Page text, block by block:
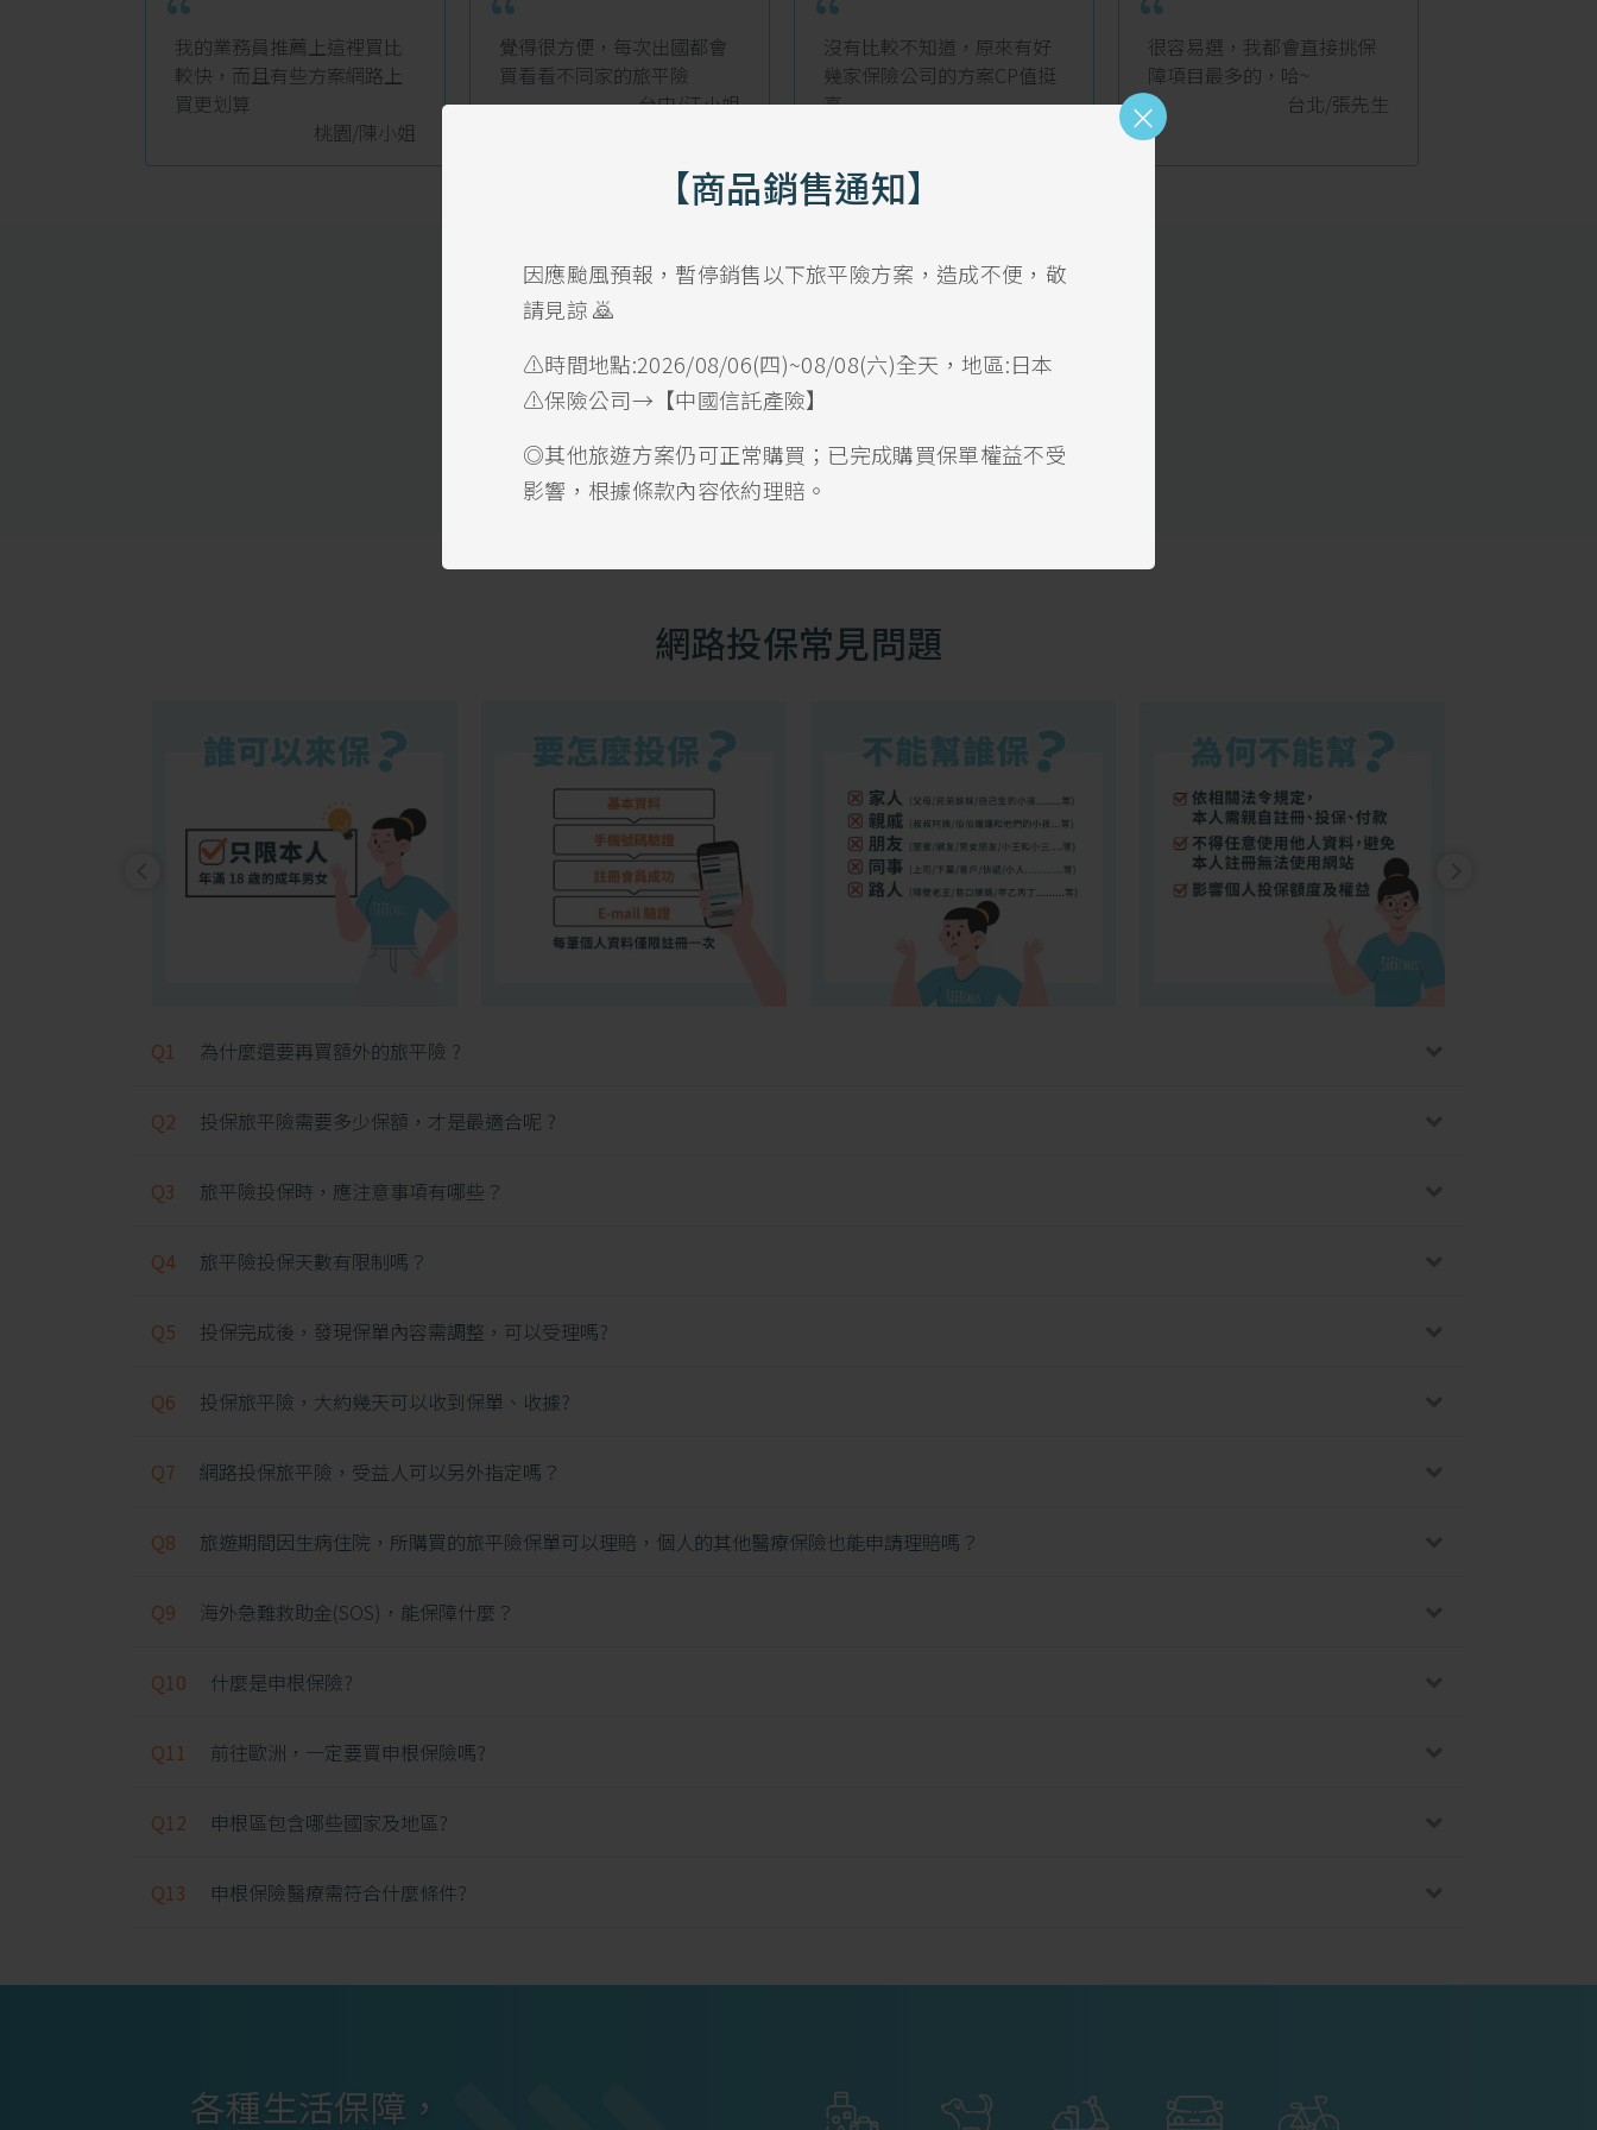
×
【商品銷售通知】
因應颱風預報，暫停銷售以下旅平險方案，造成不便，敬
請見諒 🙇
⚠️時間地點:2026/08/06(四)~08/08(六)全天，地區:日本
⚠️保險公司→【中國信託產險】
◎其他旅遊方案仍可正常購買；已完成購買保單權益不受
影響，根據條款內容依約理賠。
“
我的業務員推薦上這裡買比
較快，而且有些方案網路上
買更划算
桃園/陳小姐
“
覺得很方便，每次出國都會
買看看不同家的旅平險
台中/江小姐
“沒有比較不知道，原來有好
幾家保險公司的方案CP值挺
高
“
很容易選，我都會直接挑保
障項目最多的，哈~
台北/張先生
如需申請理賠，請直接聯繫我們
SARAcares 將協助你完成後續的理賠流程
諮詢專線 0800-055-970 #1 (週一~週五 9:00~17:00)
網路投保常見問題
Q1 為什麼還要再買額外的旅平險 ?
Q2 投保旅平險需要多少保額，才是最適合呢 ?
Q3 旅平險投保時，應注意事項有哪些？
Q4 旅平險投保天數有限制嗎？
Q5 投保完成後，發現保單內容需調整，可以受理嗎?
Q6 投保旅平險，大約幾天可以收到保單、收據?
Q7 網路投保旅平險，受益人可以另外指定嗎？
Q8 旅遊期間因生病住院，所購買的旅平險保單可以理賠，個人的其他醫療保險也能申請理賠嗎？
Q9 海外急難救助金(SOS)，能保障什麼？
Q10 什麼是申根保險?
Q11 前往歐洲，一定要買申根保險嗎?
Q12 申根區包含哪些國家及地區?
Q13 申根保險醫療需符合什麼條件?
各種生活保障，